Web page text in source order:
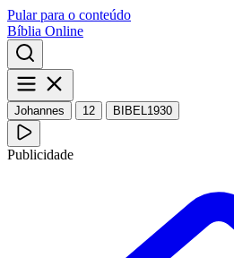
Pular para o conteúdo
Bíblia Online
Johannes 12 BIBEL1930
Publicidade